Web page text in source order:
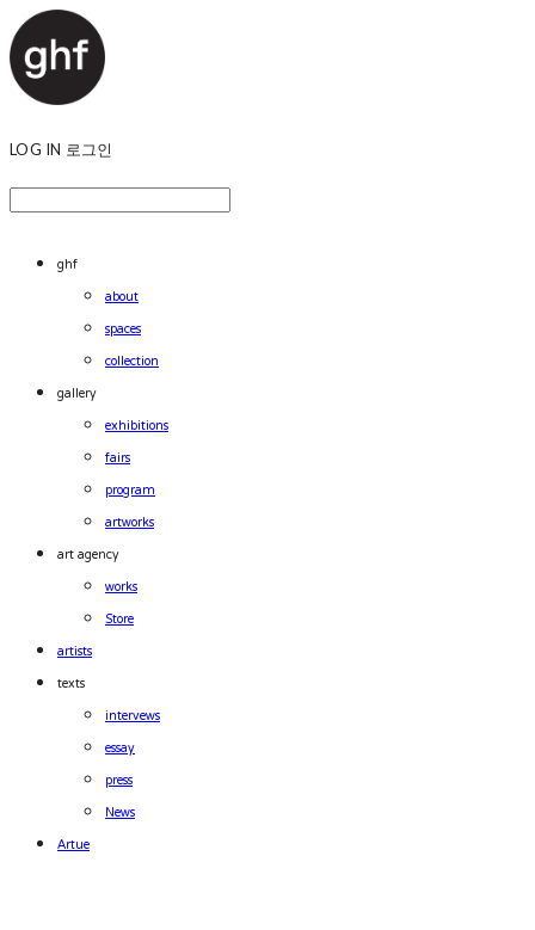
LOG IN 로그인
ghf
about
spaces
collection
gallery
exhibitions
fairs
program
artworks
art agency
works
Store
artists
texts
intervews
essay
press
News
Artue